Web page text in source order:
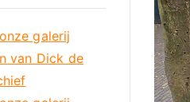
galerij
van Dick de